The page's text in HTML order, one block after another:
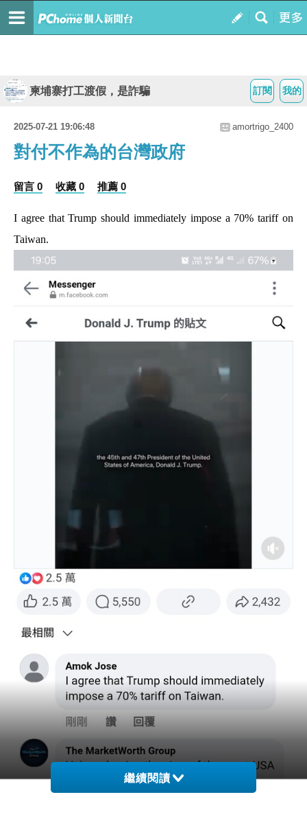
我的
訂閱
柬埔寨打工渡假，是詐騙
2025-07-21 19:06:48 amortrigo_2400
對付不作為的台灣政府
留言 0 收藏 0 推薦 0
I agree that Trump should immediately impose a 70% tariff on
Taiwan.
繼續閱讀